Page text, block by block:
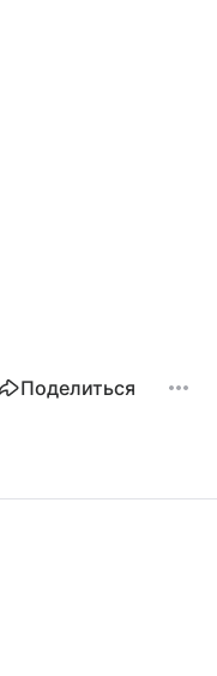
Поделиться